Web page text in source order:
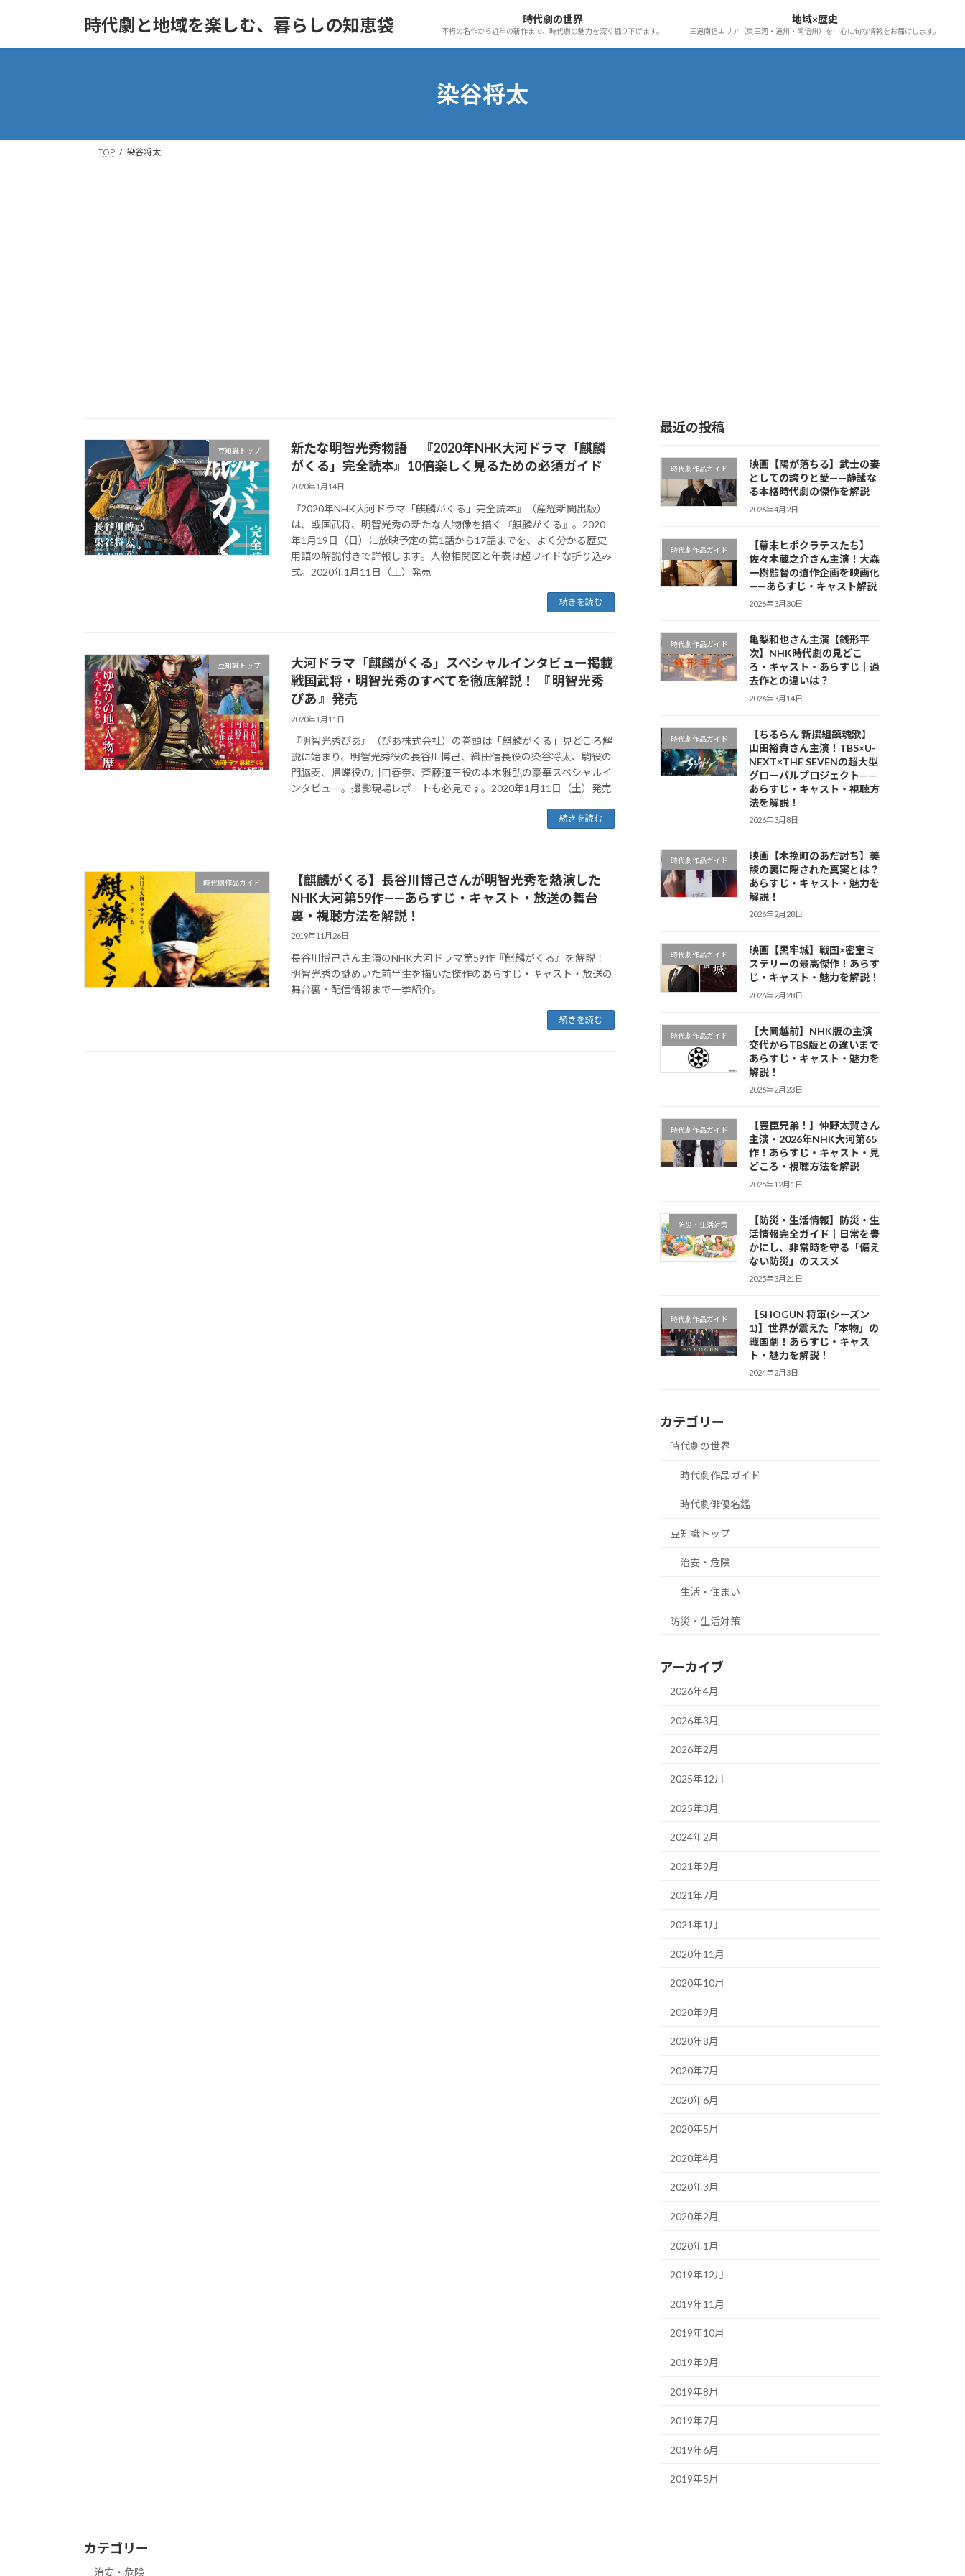
時代劇と地域を楽しむ、暮らしの知恵袋 時代劇の世界
不朽の名作から近年の新作まで、時代劇の魅力を深く掘り下げます。
地域×歴史
三遠南信エリア（東三河・遠州・南信州）を中心に旬な情報をお届けします。
染谷将太
TOP 染谷将太
豆知識トップ
新たな明智光秀物語 『2020年NHK大河ドラマ「麒麟
がくる」完全読本』10倍楽しく見るための必須ガイド
2020年1月14日
『2020年NHK大河ドラマ「麒麟がくる」完全読本』（産経新聞出版）
は、戦国武将、明智光秀の新たな人物像を描く『麒麟がくる』。2020
年1月19日（日）に放映予定の第1話から17話までを、よく分かる歴史
用語の解説付きで詳報します。人物相関図と年表は超ワイドな折り込み
式。2020年1月11日（土）発売
続きを読む
豆知識トップ
大河ドラマ「麒麟がくる」スペシャルインタビュー掲載
戦国武将・明智光秀のすべてを徹底解説！ 『 明智光秀
ぴあ 』発売
2020年1月11日
『明智光秀ぴあ』（ぴあ株式会社）の巻頭は「麒麟がくる」見どころ解
説に始まり、明智光秀役の長谷川博己、織田信長役の染谷将太、駒役の
門脇麦、帰蝶役の川口春奈、斉藤道三役の本木雅弘の豪華スペシャルイ
ンタビュー。撮影現場レポートも必見です。2020年1月11日（土）発売
続きを読む
時代劇作品ガイド
【麒麟がくる】長谷川博己さんが明智光秀を熱演した
NHK大河第59作——あらすじ・キャスト・放送の舞台
裏・視聴方法を解説！
2019年11月26日
長谷川博己さん主演のNHK大河ドラマ第59作『麒麟がくる』を解説！
明智光秀の謎めいた前半生を描いた傑作のあらすじ・キャスト・放送の
舞台裏・配信情報まで一挙紹介。
続きを読む
最近の投稿
時代劇作品ガイド
映画【陽が落ちる】武士の妻
としての誇りと愛——静謐な
る本格時代劇の傑作を解説
2026年4月2日
時代劇作品ガイド
【幕末ヒポクラテスたち】
佐々木蔵之介さん主演！大森
一樹監督の遺作企画を映画化
——あらすじ・キャスト解説
2026年3月30日
時代劇作品ガイド
亀梨和也さん主演【銭形平
次】NHK時代劇の見どこ
ろ・キャスト・あらすじ｜過
去作との違いは？
2026年3月14日
時代劇作品ガイド
【ちるらん 新撰組鎮魂歌】
山田裕貴さん主演！TBS×U-
NEXT×THE SEVENの超大型
グローバルプロジェクト——
あらすじ・キャスト・視聴方
法を解説！
2026年3月8日
時代劇作品ガイド
映画【木挽町のあだ討ち】美
談の裏に隠された真実とは？
あらすじ・キャスト・魅力を
解説！
2026年2月28日
時代劇作品ガイド
映画【黒牢城】戦国×密室ミ
ステリーの最高傑作！あらす
じ・キャスト・魅力を解説！
2026年2月28日
時代劇作品ガイド
【大岡越前】NHK版の主演
交代からTBS版との違いまで
あらすじ・キャスト・魅力を
解説！
2026年2月23日
時代劇作品ガイド
【豊臣兄弟！】仲野太賀さん
主演・2026年NHK大河第65
作！あらすじ・キャスト・見
どころ・視聴方法を解説
2025年12月1日
防災・生活対策
【防災・生活情報】防災・生
活情報完全ガイド｜日常を豊
かにし、非常時を守る「備え
ない防災」のススメ
2025年3月21日
時代劇作品ガイド
【SHOGUN 将軍(シーズン
1)】世界が震えた「本物」の
戦国劇！あらすじ・キャス
ト・魅力を解説！
2024年2月3日
カテゴリー
時代劇の世界
時代劇作品ガイド
時代劇俳優名鑑
豆知識トップ
治安・危険
生活・住まい
防災・生活対策
アーカイブ
2026年4月
2026年3月
2026年2月
2025年12月
2025年3月
2024年2月
2021年9月
2021年7月
2021年1月
2020年11月
2020年10月
2020年9月
2020年8月
2020年7月
2020年6月
2020年5月
2020年4月
2020年3月
2020年2月
2020年1月
2019年12月
2019年11月
2019年10月
2019年9月
2019年8月
2019年7月
2019年6月
2019年5月
カテゴリー
治安・危険